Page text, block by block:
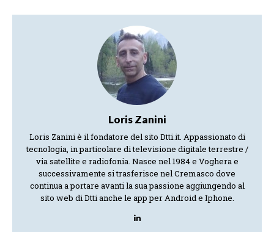
Loris Zanini
Loris Zanini è il fondatore del sito Dtti.it. Appassionato di
tecnologia, in particolare di televisione digitale terrestre /
via satellite e radiofonia. Nasce nel 1984 e Voghera e
successivamente si trasferisce nel Cremasco dove
continua a portare avanti la sua passione aggiungendo al
sito web di Dtti anche le app per Android e Iphone.